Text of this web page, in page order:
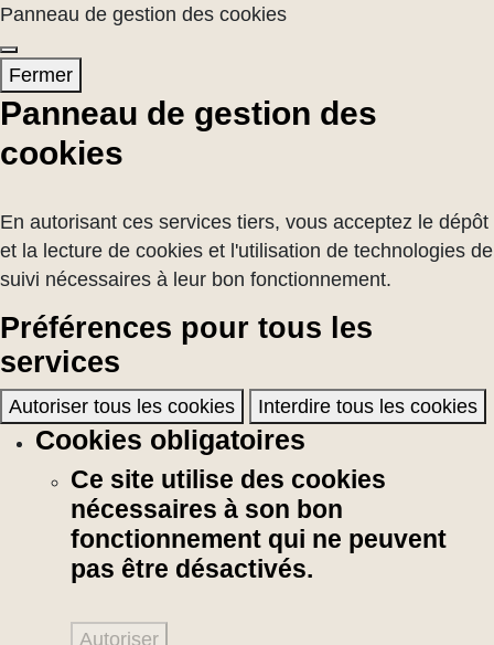
Panneau de gestion des cookies
Fermer
Panneau de gestion des
cookies
En autorisant ces services tiers, vous acceptez le dépôt
et la lecture de cookies et l'utilisation de technologies de
suivi nécessaires à leur bon fonctionnement.
Préférences pour tous les
services
Autoriser tous les cookies Interdire tous les cookies
Cookies obligatoires
Ce site utilise des cookies
nécessaires à son bon
fonctionnement qui ne peuvent
pas être désactivés.
Autoriser